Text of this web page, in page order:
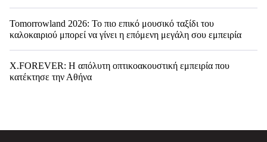
Tomorrowland 2026: Το πιο επικό μουσικό ταξίδι του
καλοκαιριού μπορεί να γίνει η επόμενη μεγάλη σου εμπειρία
X.FOREVER: Η απόλυτη οπτικοακουστική εμπειρία που
κατέκτησε την Αθήνα